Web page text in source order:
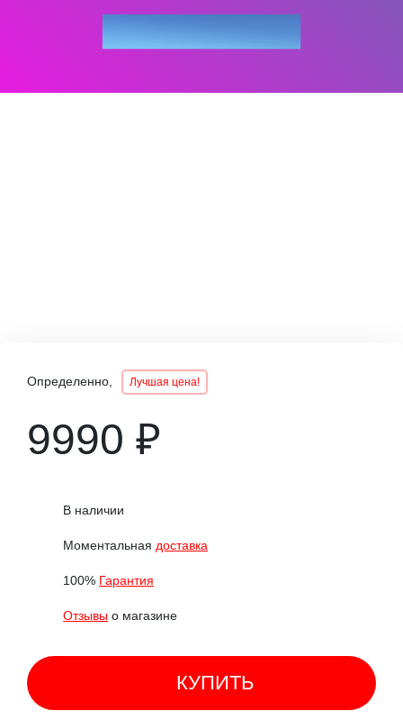
Определенно, Лучшая цена!
9990 ₽
В наличии
Моментальная доставка
100% Гарантия
Отзывы о магазине
КУПИТЬ